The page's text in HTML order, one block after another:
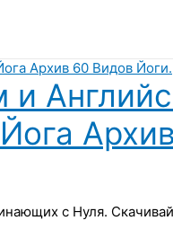
и
с Нуля.